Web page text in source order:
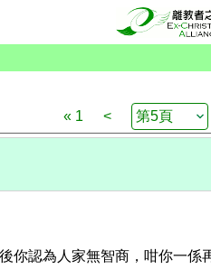
« 1
<
認為人家無智商，咁你一